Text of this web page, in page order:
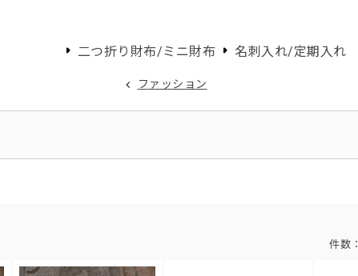
二つ折り財布/ミニ財布 名刺入れ/定期入れ
ファッション
件数：